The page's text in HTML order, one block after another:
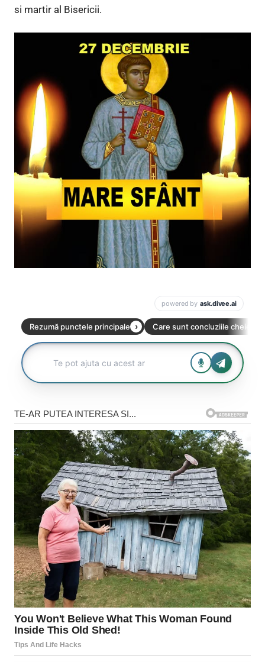
si martir al Bisericii.